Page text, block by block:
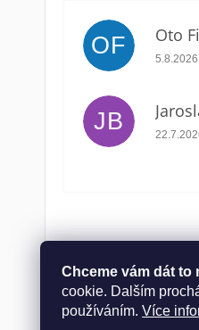
Chceme vám dát to
cookie. Dalším
používáním. Více
OF Oto
5.8.2026
JB